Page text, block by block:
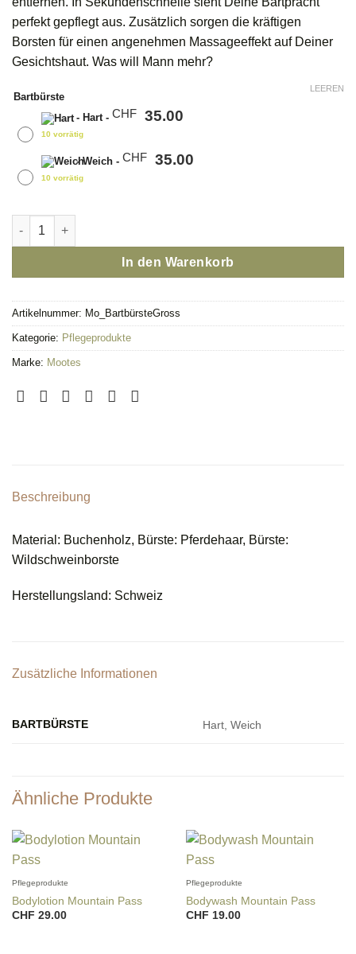
perfekt gepflegt aus. Zusätzlich sorgen die kräftigen
Borsten für einen angenehmen Massageeffekt auf Deiner
Gesichtshaut. Was will Mann mehr?
Bartbürste
- Hart- CHF 35.00
10 vorrätig
-Weich - CHF 35.00
10 vorrätig
LEEREN
Bartbürste Gross Menge
In den Warenkorb
Artikelnummer: Mo_BartbürsteGross
Kategorie: Pflegeprodukte
Marke: Mootes
Beschreibung
Material: Buchenholz, Bürste: Pferdehaar, Bürste:
Wildschweinborste
Herstellungsland: Schweiz
Zusätzliche Informationen
BARTBÜRSTE Hart, Weich
Ähnliche Produkte
Pflegeprodukte
Bodylotion Mountain Pass
CHF 29.00
Pflegeprodukte
Bodywash Mountain Pass
CHF 19.00